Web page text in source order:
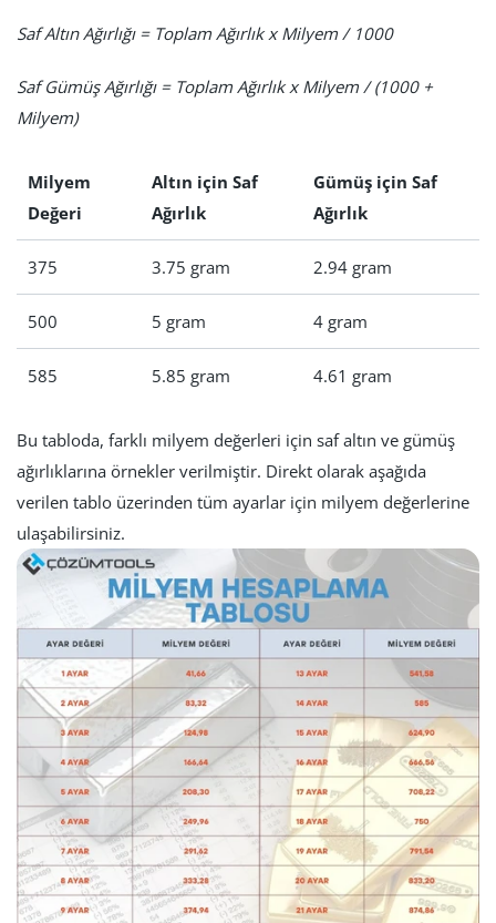
Saf Altın Ağırlığı = Toplam Ağırlık x Milyem / 1000
Saf Gümüş Ağırlığı = Toplam Ağırlık x Milyem / (1000 +
Milyem)
Milyem
Değeri
Altın için Saf
Ağırlık
Gümüş için Saf
Ağırlık
375 3.75 gram 2.94 gram
500 5 gram 4 gram
585 5.85 gram 4.61 gram
Bu tabloda, farklı milyem değerleri için saf altın ve gümüş
ağırlıklarına örnekler verilmiştir. Direkt olarak aşağıda
verilen tablo üzerinden tüm ayarlar için milyem değerlerine
ulaşabilirsiniz.